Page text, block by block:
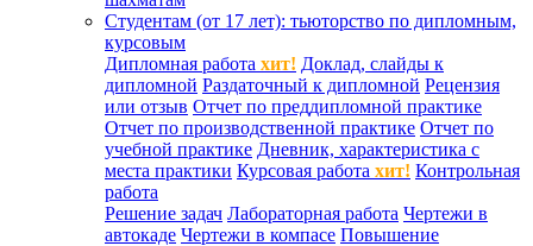
Студентам (от 17 лет): тьюторство по дипломным,
курсовым
Дипломная работа хит! Доклад, слайды к
дипломной Раздаточный к дипломной Рецензия
или отзыв Отчет по преддипломной практике
Отчет по производственной практике Отчет по
учебной практике Дневник, характеристика с
места практики Курсовая работа хит! Контрольная
работа
Решение задач Лабораторная работа Чертежи в
автокаде Чертежи в компасе Повышение